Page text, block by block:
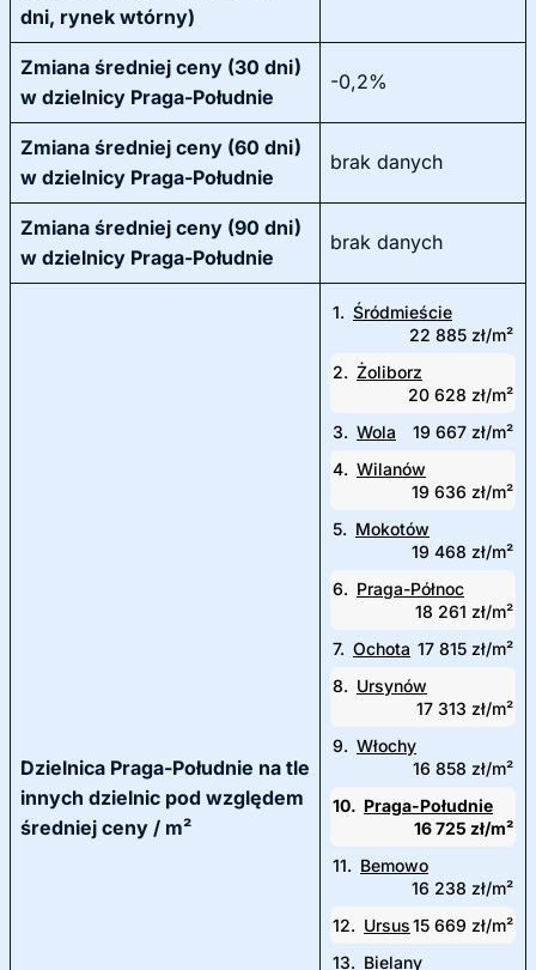
dni, rynek wtórny)
Zmiana średniej ceny (30 dni)
w dzielnicy Praga-Południe
-0,2%
Zmiana średniej ceny (60 dni)
w dzielnicy Praga-Południe
brak danych
Zmiana średniej ceny (90 dni)
w dzielnicy Praga-Południe
brak danych
Dzielnica Praga-Południe na tle
innych dzielnic pod względem
średniej ceny / m²
1. Śródmieście
22 885 zł/m²
2. Żoliborz
20 628 zł/m²
3. Wola
19 667 zł/m²
4. Wilanów
19 636 zł/m²
5. Mokotów
19 468 zł/m²
6. Praga-Północ
18 261 zł/m²
7. Ochota 17 815 zł/m²
8. Ursynów
17 313 zł/m²
9. Włochy
16 858 zł/m²
10. Praga-Południe
16 725 zł/m²
11. Bemowo
16 238 zł/m²
12. Ursus15 669 zł/m²
13. Bielany